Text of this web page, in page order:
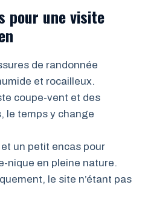
pour une visite
de randonnée
et rocailleux.
coupe-vent et des
le temps y change
et un petit encas pour
nique en pleine nature.
le site n’étant pas